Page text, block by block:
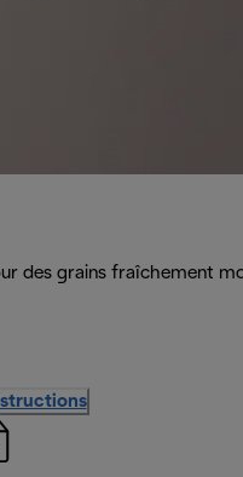
des grains fraîchement